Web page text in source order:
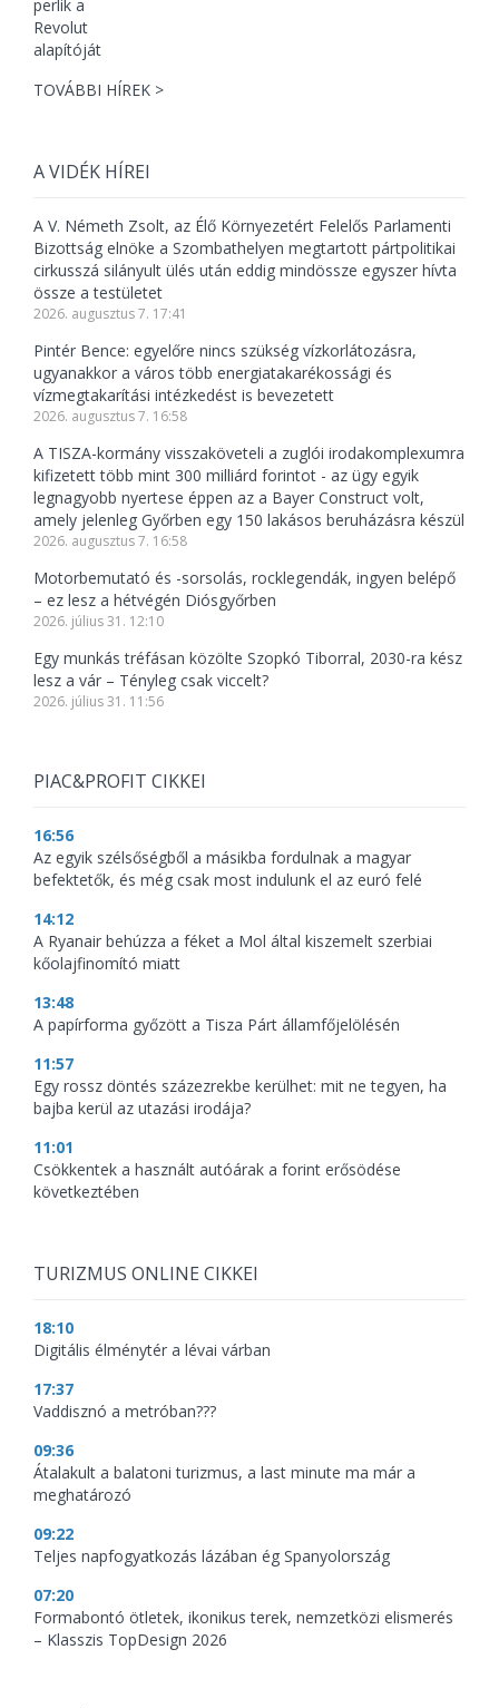
TOVÁBBI HÍREK >
A VIDÉK HÍREI
A V. Németh Zsolt, az Élő Környezetért Felelős Parlamenti
Bizottság elnöke a Szombathelyen megtartott pártpolitikai
cirkusszá silányult ülés után eddig mindössze egyszer hívta
össze a testületet
2026. augusztus 7. 17:41
Pintér Bence: egyelőre nincs szükség vízkorlátozásra,
ugyanakkor a város több energiatakarékossági és
vízmegtakarítási intézkedést is bevezetett
2026. augusztus 7. 16:58
A TISZA-kormány visszaköveteli a zuglói irodakomplexumra
kifizetett több mint 300 milliárd forintot - az ügy egyik
legnagyobb nyertese éppen az a Bayer Construct volt,
amely jelenleg Győrben egy 150 lakásos beruházásra készül
2026. augusztus 7. 16:58
Motorbemutató és -sorsolás, rocklegendák, ingyen belépő
– ez lesz a hétvégén Diósgyőrben
2026. július 31. 12:10
Egy munkás tréfásan közölte Szopkó Tiborral, 2030-ra kész
lesz a vár – Tényleg csak viccelt?
2026. július 31. 11:56
PIAC&PROFIT CIKKEI
16:56
Az egyik szélsőségből a másikba fordulnak a magyar
befektetők, és még csak most indulunk el az euró felé
14:12
A Ryanair behúzza a féket a Mol által kiszemelt szerbiai
kőolajfinomító miatt
13:48
A papírforma győzött a Tisza Párt államfőjelölésén
11:57
Egy rossz döntés százezrekbe kerülhet: mit ne tegyen, ha
bajba kerül az utazási irodája?
11:01
Csökkentek a használt autóárak a forint erősödése
következtében
TURIZMUS ONLINE CIKKEI
18:10
Digitális élménytér a lévai várban
17:37
Vaddisznó a metróban???
09:36
Átalakult a balatoni turizmus, a last minute ma már a
meghatározó
09:22
Teljes napfogyatkozás lázában ég Spanyolország
07:20
Formabontó ötletek, ikonikus terek, nemzetközi elismerés
– Klasszis TopDesign 2026